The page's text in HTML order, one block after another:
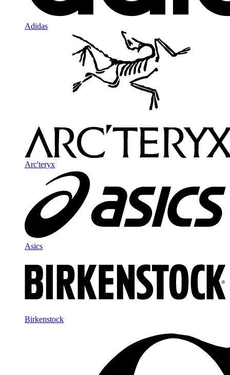
Adidas
Arc'teryx
Asics
Birkenstock